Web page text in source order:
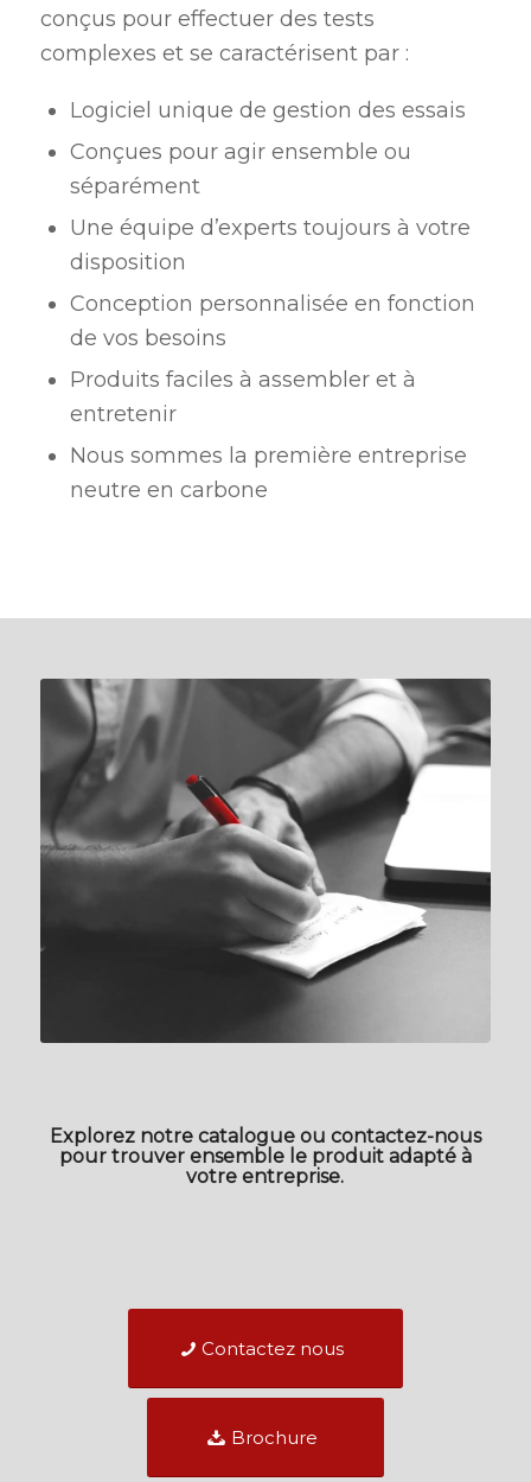
conçus pour effectuer des tests
complexes et se caractérisent par :
Logiciel unique de gestion des essais
Conçues pour agir ensemble ou
séparément
Une équipe d’experts toujours à votre
disposition
Conception personnalisée en fonction
de vos besoins
Produits faciles à assembler et à
entretenir
Nous sommes la première entreprise
neutre en carbone
Explorez notre catalogue ou contactez-nous
pour trouver ensemble le produit adapté à
votre entreprise.
Contactez nous
Brochure